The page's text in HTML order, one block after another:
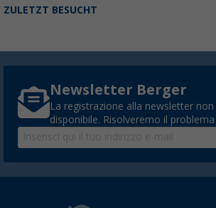
ZULETZT BESUCHT
Newsletter Berger
La registrazione alla newsletter
disponibile. Risolveremo il